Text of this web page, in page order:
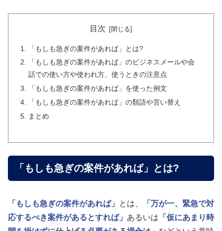
目次
「もしも急ぎの案件があれば」とは?
「もしも急ぎの案件があれば」のビジネスメールや会
話での使い方や使われ方、使うときの注意点
「もしも急ぎの案件があれば」を使った例文
「もしも急ぎの案件があれば」の類語や言い替え
まとめ
「もしも急ぎの案件があれば」とは?
「もしも急ぎの案件があれば」 とは、
「万が一、緊急で対
応するべき案件があるとすれば」 あるいは 「仮にあまり時